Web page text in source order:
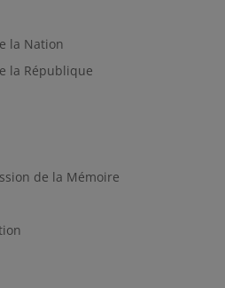
la Nation
la République
de la Mémoire